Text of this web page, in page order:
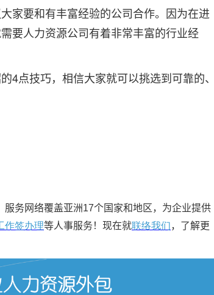
家要和有丰富经验的公司合作。因为在进
要人力资源公司有着非常丰富的行业经
4点技巧，相信大家就可以挑选到可靠的、
务网络覆盖亚洲17个国家和地区，为企业提供
作签办理等人事服务！现在就联络我们，了解更